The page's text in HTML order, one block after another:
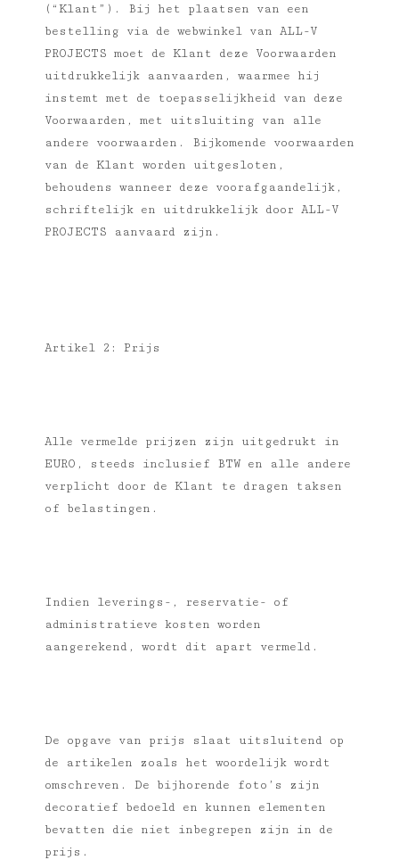
(“Klant”). Bij het plaatsen van een
bestelling via de webwinkel van ALL-V
PROJECTS moet de Klant deze Voorwaarden
uitdrukkelijk aanvaarden, waarmee hij
instemt met de toepasselijkheid van deze
Voorwaarden, met uitsluiting van alle
andere voorwaarden. Bijkomende voorwaarden
van de Klant worden uitgesloten,
behoudens wanneer deze voorafgaandelijk,
schriftelijk en uitdrukkelijk door ALL-V
PROJECTS aanvaard zijn.
Artikel 2: Prijs
Alle vermelde prijzen zijn uitgedrukt in
EURO, steeds inclusief BTW en alle andere
verplicht door de Klant te dragen taksen
of belastingen.
Indien leverings-, reservatie- of
administratieve kosten worden
aangerekend, wordt dit apart vermeld.
De opgave van prijs slaat uitsluitend op
de artikelen zoals het woordelijk wordt
omschreven. De bijhorende foto’s zijn
decoratief bedoeld en kunnen elementen
bevatten die niet inbegrepen zijn in de
prijs.